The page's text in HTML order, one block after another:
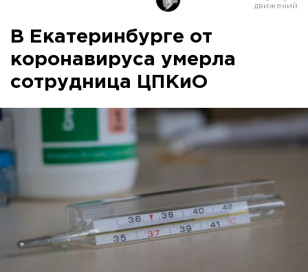
В Екатеринбурге от
коронавируса умерла
сотрудница ЦПКиО